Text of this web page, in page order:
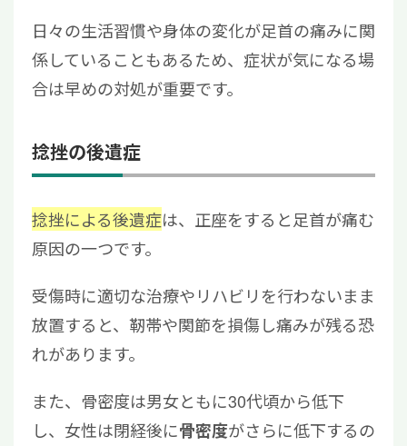
日々の生活習慣や身体の変化が足首の痛みに関
係していることもあるため、症状が気になる場
合は早めの対処が重要です。
捻挫の後遺症
捻挫による後遺症は、正座をすると足首が痛む
原因の一つです。
受傷時に適切な治療やリハビリを行わないまま
放置すると、靭帯や関節を損傷し痛みが残る恐
れがあります。
また、骨密度は男女ともに30代頃から低下
し、女性は閉経後に骨密度がさらに低下するの